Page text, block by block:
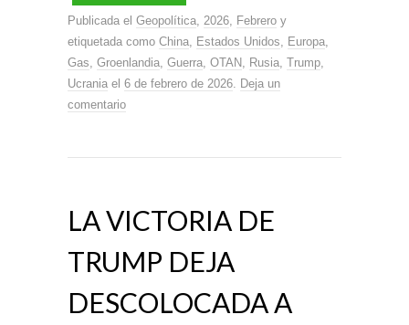
Publicada el Geopolítica 2026 Febrero y
etiquetada como China Estados Unidos Europa
Gas Groenlandia Guerra OTAN Rusia Trump
Ucrania el 6 de febrero de 2026
Deja un
comentario
LA VICTORIA DE
TRUMP DEJA
DESCOLOCADA A